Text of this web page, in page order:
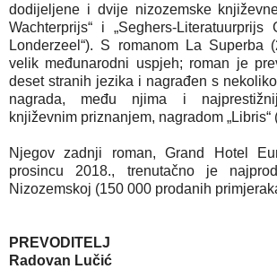
dodijeljene i dvije nizozemske
Wachterprijs“ i „Seghers-Literatuurprijs
Londerzeel“). S romanom La Superba
velik međunarodni uspjeh; roman je
deset stranih jezika i nagrađen s
nagrada, među njima i
književnim priznanjem, nagradom „Libris“
Njegov zadnji roman, Grand Hotel
prosincu 2018., trenutačno je
Nizozemskoj (150 000 prodanih
PREVODITELJ
Radovan Lučić